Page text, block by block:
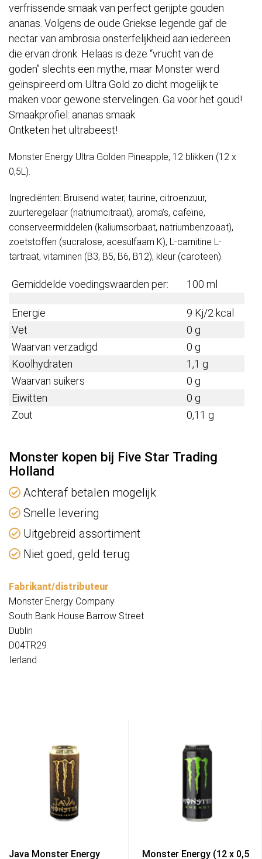
verfrissende smaak van perfect gerijpte gouden
ananas. Volgens de oude Griekse legende gaf de
nectar van ambrosia onsterfelijkheid aan iedereen
die ervan dronk. Helaas is deze “vrucht van de
goden” slechts een mythe, maar Monster werd
geïnspireerd om Ultra Gold zo dicht mogelijk te
maken voor gewone stervelingen. Ga voor het goud!
Smaakprofiel: ananas smaak
Ontketen het ultrabeest!
Monster Energy Ultra Golden Pineapple, 12 blikken (12 x
0,5L).
Ingrediënten: Bruisend water, taurine, citroenzuur,
zuurteregelaar (natriumcitraat), aroma’s, cafeïne,
conserveermiddelen (kaliumsorbaat, natriumbenzoaat),
zoetstoffen (sucralose, acesulfaam K), L-carnitine L-
tartraat, vitaminen (B3, B5, B6, B12), kleur (caroteen).
Gemiddelde voedingswaarden per: 100 ml
Energie
9 Kj/2 kcal
Vet
0 g
Waarvan verzadigd
0 g
Koolhydraten
1,1 g
Waarvan suikers
0 g
Eiwitten
0 g
Zout
0,11 g
Monster kopen bij Five Star Trading
Holland
Achteraf betalen mogelijk
Snelle levering
Uitgebreid assortiment
Niet goed, geld terug
Fabrikant/distributeur
Monster Energy Company
South Bank House Barrow Street
Dublin
D04TR29
Ierland
Java Monster Energy Monster Energy (12 x 0,5